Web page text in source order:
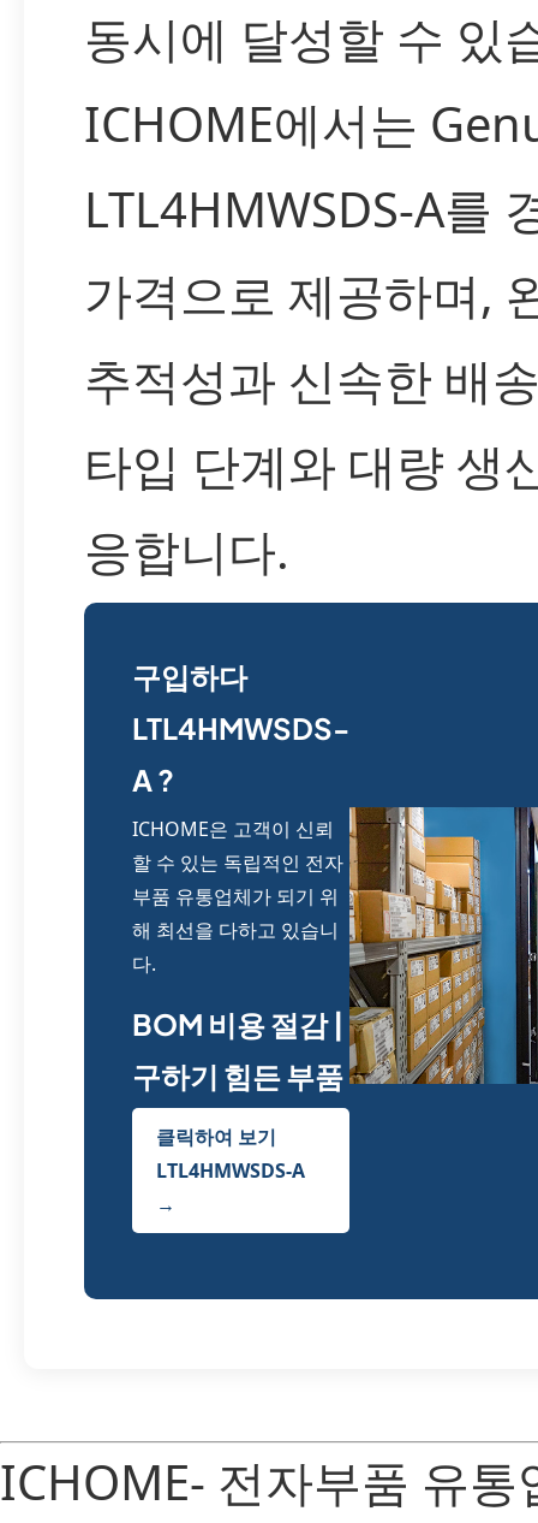
동시에 달성할 수 있
ICHOME에서는
LTL4HMWSDS-A를
가격으로 제공하며,
추적성과 신속한 배
타입 단계와 대량 생
응합니다.
구입하다
LTL4HMWSDS-
A ?
ICHOME은 고객이 신뢰
할 수 있는 독립적인 전자
부품 유통업체가 되기 위
해 최선을 다하고 있습니
다.
BOM 비용 절감 |
구하기 힘든 부품
클릭하여 보기
LTL4HMWSDS-A
→
ICHOME- 전자부품 유